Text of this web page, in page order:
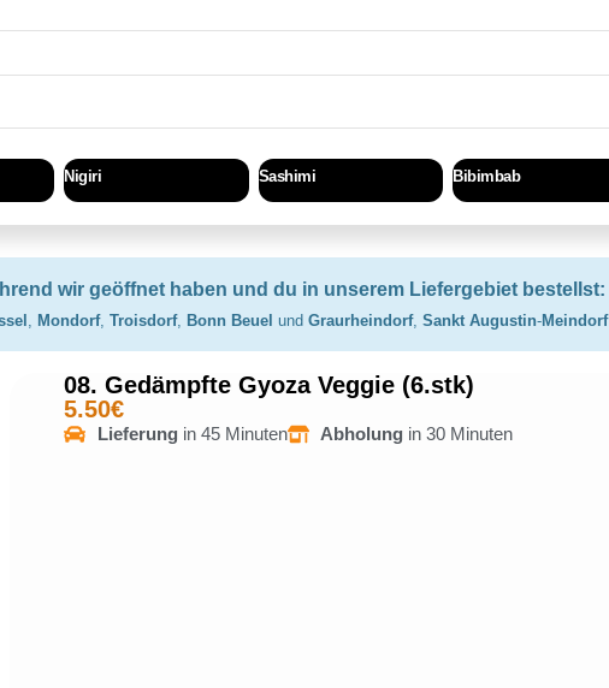
Nigiri Sashimi Bibimbab
wir geöffnet haben und du in unserem Liefergebiet bestellst:
, Mondorf, Troisdorf, Bonn Beuel und Graurheindorf, Sankt Augustin-Meindorf
08. Gedämpfte Gyoza Veggie (6.stk)
5.50€
Lieferung in 45 Minuten Abholung in 30 Minuten